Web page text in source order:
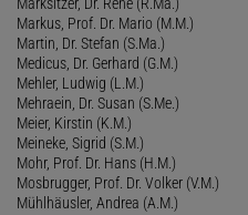
Markus, Prof. Dr. Mario (M.M.)
Martin, Dr. Stefan (S.Ma.)
Medicus, Dr. Gerhard (G.M.)
Mehler, Ludwig (L.M.)
Mehraein, Dr. Susan (S.Me.)
Meier, Kirstin (K.M.)
Meineke, Sigrid (S.M.)
Mohr, Prof. Dr. Hans (H.M.)
Mosbrugger, Prof. Dr. Volker (V.M.)
Mühlhäusler, Andrea (A.M.)